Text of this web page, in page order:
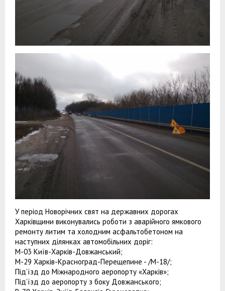
У період Новорічних свят на державних дорогах
Харківщини виконувались роботи з аварійного ямкового
ремонту литим та холодним асфальтобетоном на
наступних ділянках автомобільних доріг:
М-03 Київ-Харків-Довжанський;
М-29 Харків-Красноград-Перещепине - /М-18/;
Під’їзд до Міжнародного аеропорту «Харків»;
Під’їзд до аеропорту з боку Довжанського;